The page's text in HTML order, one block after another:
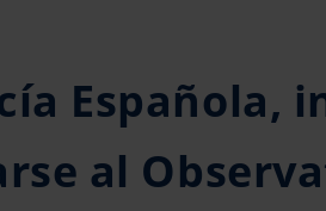
Española,
al